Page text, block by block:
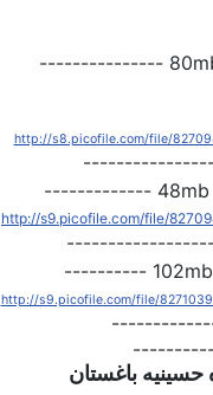
http://s8.picofile.com/file/
http://s9.picofile.com/file/
http://s9.picofile.com/file/
حسینیه باغستان